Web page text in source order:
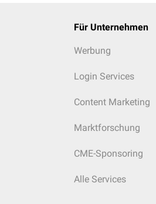
Für Unternehmen
Werbung
Login Services
Content Marketing
Marktforschung
CME-Sponsoring
Alle Services